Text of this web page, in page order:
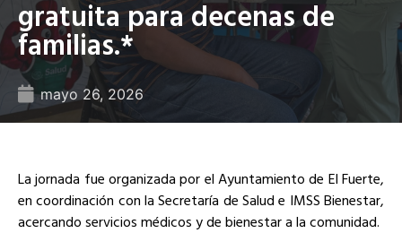
gratuita para decenas de
familias.*
mayo 26, 2026
La jornada fue organizada por el Ayuntamiento de El Fuerte,
en coordinación con la Secretaría de Salud e IMSS Bienestar,
acercando servicios médicos y de bienestar a la comunidad.